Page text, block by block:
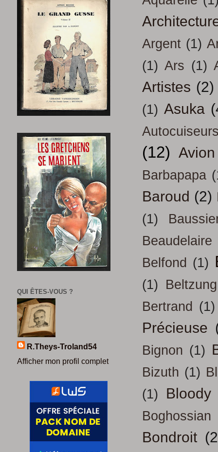
Argent (1)
(1) Ars (1)
Artistes (2)
(1) Asuka
(12) Avion
Barbapapa
Baroud (2)
(1)
Beaudelaire
Belfond (1)
(1) Beltzung
Bertrand (1)
Précieuse
Bignon (1)
Bizuth (1)
(1)
Bloody
Boghossian
Bondroit
QUI ÊTES-VOUS ?
R.Theys-Troland54
Afficher mon profil complet